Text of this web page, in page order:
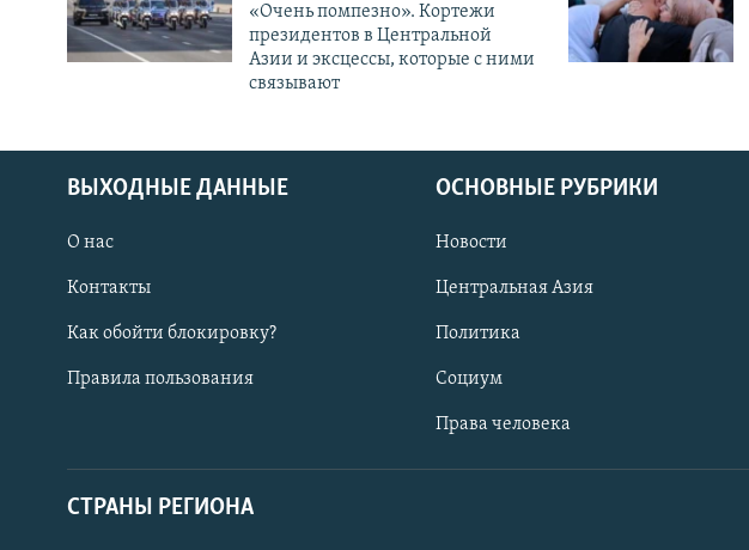
«Очень помпезно». Кортежи
президентов в Центральной
Азии и эксцессы, которые с ними
связывают
ВЫХОДНЫЕ ДАННЫЕ
О нас
Контакты
Как обойти блокировку?
Правила пользования
ОСНОВНЫЕ РУБРИКИ
Новости
Центральная Азия
Политика
Социум
Права человека
СТРАНЫ РЕГИОНА